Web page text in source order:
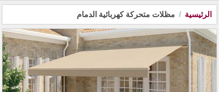
الرئيسية مظلات متحركة كهربائية الدمام